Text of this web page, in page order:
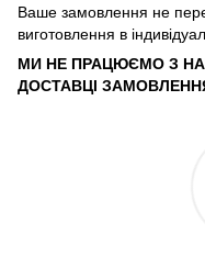
Ваше замовлення не
виготовлення в
МИ НЕ ПРАЦЮЄМО З
ДОСТАВЦІ